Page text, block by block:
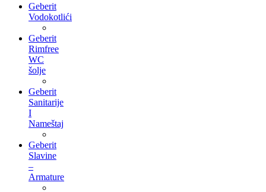
Geberit
Vodokotlići
Geberit
Rimfree
WC
šolje
Geberit
Sanitarije
I
Nameštaj
Geberit
Slavine
–
Armature